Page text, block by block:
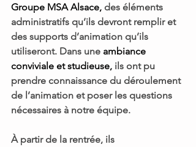
Groupe MSA Alsace, des éléments
administratifs qu’ils devront remplir et
des supports d’animation qu’ils
utiliseront. Dans une ambiance
conviviale et studieuse, ils ont pu
prendre connaissance du déroulement
de l’animation et poser les questions
nécessaires à notre équipe.
À partir de la rentrée, ils